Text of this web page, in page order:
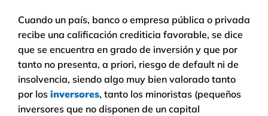
Cuando un país, banco o empresa pública o privada
recibe una calificación crediticia favorable, se dice
que se encuentra en grado de inversión y que por
tanto no presenta, a priori, riesgo de default ni de
insolvencia, siendo algo muy bien valorado tanto
por los inversores, tanto los minoristas (pequeños
inversores que no disponen de un capital